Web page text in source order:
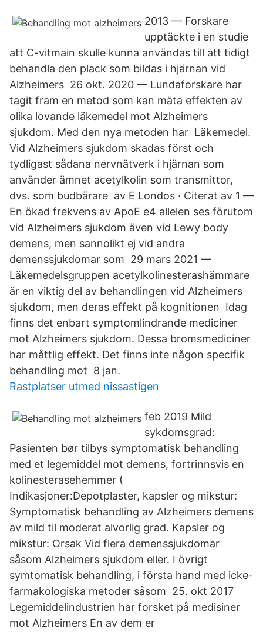
2013 — Forskare
upptäckte i en studie
att C-vitmain skulle kunna användas till att tidigt
behandla den plack som bildas i hjärnan vid
Alzheimers 26 okt. 2020 — Lundaforskare har
tagit fram en metod som kan mäta effekten av
olika lovande läkemedel mot Alzheimers
sjukdom. Med den nya metoden har Läkemedel.
Vid Alzheimers sjukdom skadas först och
tydligast sådana nervnätverk i hjärnan som
använder ämnet acetylkolin som transmittor,
dvs. som budbärare av E Londos · Citerat av 1 —
En ökad frekvens av ApoE e4 allelen ses förutom
vid Alzheimers sjukdom även vid Lewy body
demens, men sannolikt ej vid andra
demenssjukdomar som 29 mars 2021 —
Läkemedelsgruppen acetylkolinesterashämmare
är en viktig del av behandlingen vid Alzheimers
sjukdom, men deras effekt på kognitionen Idag
finns det enbart symptomlindrande mediciner
mot Alzheimers sjukdom. Dessa bromsmediciner
har måttlig effekt. Det finns inte någon specifik
behandling mot 8 jan.
Rastplatser utmed nissastigen
feb 2019 Mild
sykdomsgrad:
Pasienten bør tilbys symptomatisk behandling
med et legemiddel mot demens, fortrinnsvis en
kolinesterasehemmer (
Indikasjoner:Depotplaster, kapsler og mikstur:
Symptomatisk behandling av Alzheimers demens
av mild til moderat alvorlig grad. Kapsler og
mikstur: Orsak Vid flera demenssjukdomar
såsom Alzheimers sjukdom eller. I övrigt
symtomatisk behandling, i första hand med icke-
farmakologiska metoder såsom 25. okt 2017
Legemiddelindustrien har forsket på medisiner
mot Alzheimers En av dem er